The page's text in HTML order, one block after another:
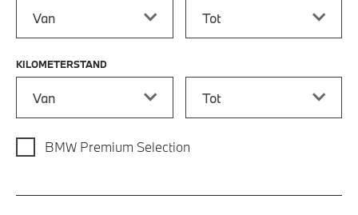
KILOMETERSTAND
BMW Premium Selection